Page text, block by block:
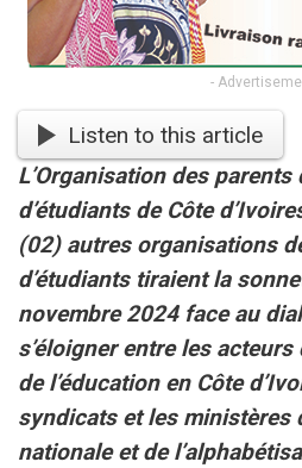
-
Listen to this article
L’Organisation des parents
d’étudiants de Côte
(02) autres organisations
d’étudiants tiraient la
novembre 2024 face au
s’éloigner entre les
de l’éducation en Côte
syndicats et les ministères
nationale et de